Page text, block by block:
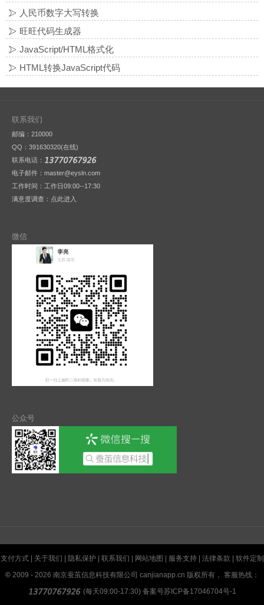
人民币数字大写转换
旺旺代码生成器
JavaScript/HTML格式化
HTML转换JavaScript代码
联系我们
邮编：210000
QQ： 391630320(在线)
联系电话：
电子邮件：master@eysln.com
工作时间：工作日09:00--17:30
满意度调查： 点此进入
微信
公众号
支付方式 关于我们 隐私保护 联系我们 网站地图 服务支持 法律条款
软件定制
©2009 - 2026 南京蚕茧信息科技有限公司 canjianapp.cn 版权所有， 客服热线：
(每天09:00-17:30) 备案号苏ICP备17046704号-1